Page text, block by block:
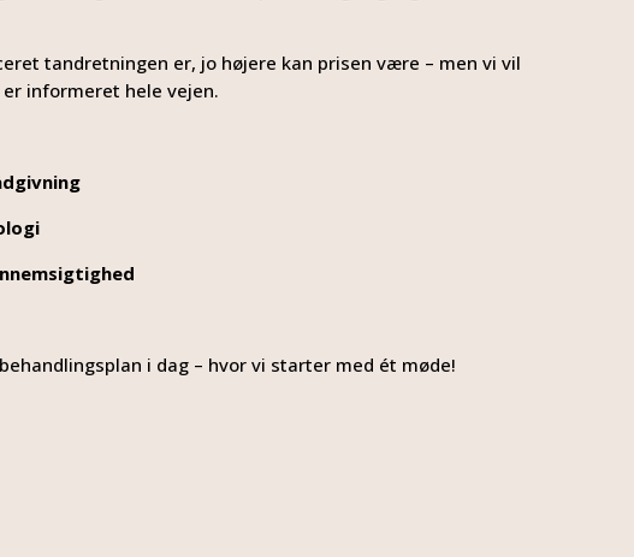
tandretningen er, jo højere kan prisen være – men vi vil
informeret hele vejen.
i dag – hvor vi starter med ét møde!